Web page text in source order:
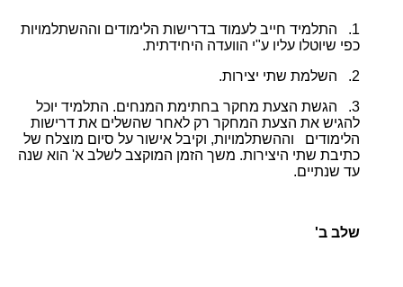
1. התלמיד חייב לעמוד בדרישות הלימודים וההשתלמויות
כפי שיוטלו עליו ע"י הוועדה היחידתית.
2. השלמת שתי יצירות.
3. הגשת הצעת מחקר בחתימת המנחים. התלמיד יוכל
להגיש את הצעת המחקר רק לאחר שהשלים את דרישות
הלימודים וההשתלמויות, וקיבל אישור על סיום מוצלח של
כתיבת שתי היצירות. משך הזמן המוקצב לשלב א' הוא שנה
עד שנתיים.
שלב ב'